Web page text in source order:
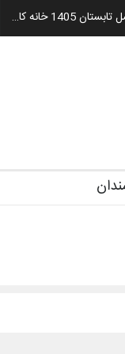
خانه کا…